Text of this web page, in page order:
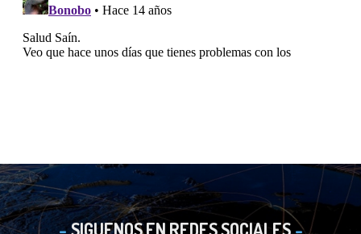
SIGUENOS EN REDES SOCIALES